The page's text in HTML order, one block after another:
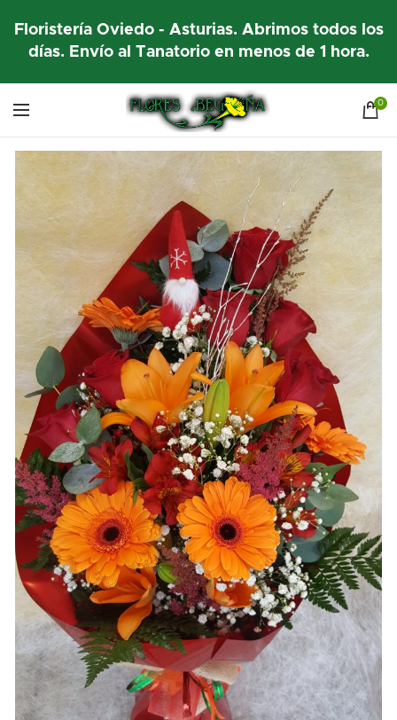
Floristería Oviedo - Asturias. Abrimos todos los
días. Envío al Tanatorio en menos de 1 hora.
0